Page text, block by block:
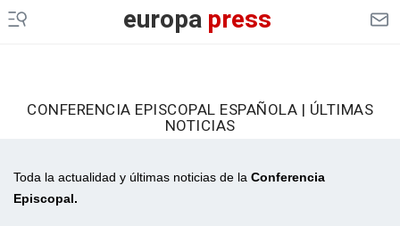
europapress
CONFERENCIA EPISCOPAL ESPAÑOLA | ÚLTIMAS
NOTICIAS
Toda la actualidad y últimas noticias de la Conferencia
Episcopal.